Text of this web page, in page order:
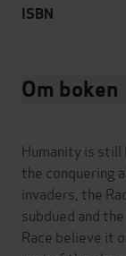
ISBN
Om boken
Humanity is
the conquering
invaders, the
subdued and the
Race believe it